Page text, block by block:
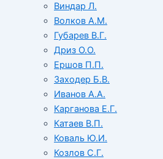
Виндар Л.
Волков А.М.
Губарев В.Г.
Дриз О.О.
Ершов П.П.
Заходер Б.В.
Иванов А.А.
Карганова Е.Г.
Катаев В.П.
Коваль Ю.И.
Козлов С.Г.